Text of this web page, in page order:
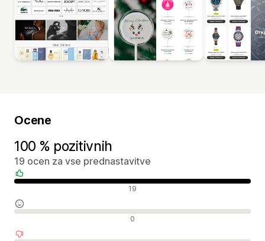
Ocene
100 % pozitivnih
19 ocen za vse prednastavitve
Pozitivne ocene 19
Nevtralne ocene 0